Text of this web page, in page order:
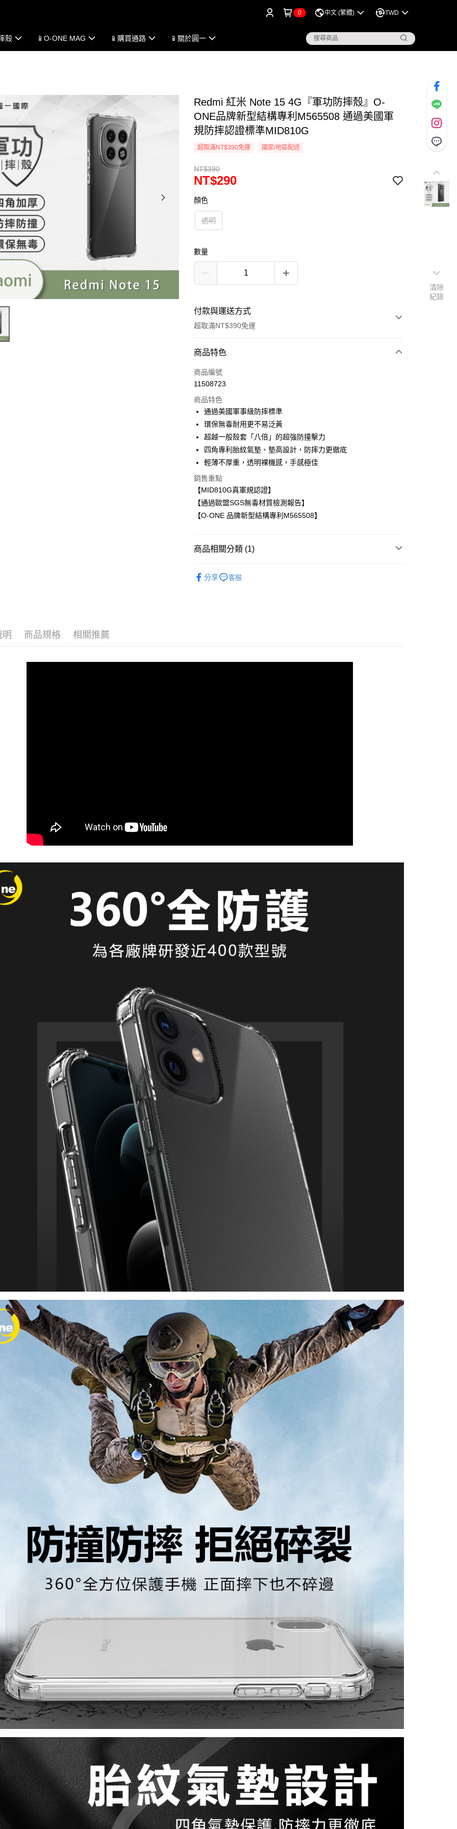
0 中文 (繁體) TWD
殼 📱O-ONE MAG 📱購買通路 📱關於圓一
Redmi 紅米 Note 15 4G『軍功防摔殼』O-
ONE品牌新型結構專利M565508 通過美國軍
規防摔認證標準MID810G
超取滿NT$390免運 國家/地區配送
NT$390
NT$290
顏色
透明
數量
付款與運送方式
超取滿NT$390免運
付款方式
信用卡一次付款
LINE Pay
Apple Pay
街口支付
悠遊付
全盈+PAY
運送方式
每筆NT$60，滿NT$390(含以上)免運費
每筆NT$60，滿NT$390(含以上)免運費
商品特色
商品編號
11508723
商品特色
通過美國軍事級防摔標準
環保無毒耐用更不易泛黃
超越一般殼套「八倍」的超強防撞擊力
四角專利胎紋氣墊、墊高設計，防摔力更徹底
輕薄不厚重，透明裸機感，手感極佳
銷售重點
【MID810G真軍規認證】
【通過歐盟SGS無毒材質檢測報告】
【O-ONE 品牌新型結構專利M565508】
商品相關分類 (1)
分享
客服
明 商品規格 相關推薦
清除
紀錄